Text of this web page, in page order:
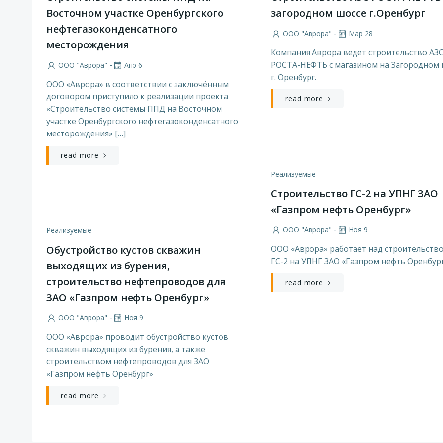
Восточном участке Оренбургского
нефтегазоконденсатного
месторождения
ООО "Аврора" - Апр 6
ООО «Аврора» в соответствии с заключённым
договором приступило к реализации проекта
«Строительство системы ППД на Восточном
участке Оренбургского нефтегазоконденсатного
месторождения» […]
read more
загородном шоссе г.Оренбург
ООО "Аврора" - Мар 28
Компания Аврора ведет строительство АЗС
РОСТА-НЕФТЬ с магазином на Загородном
г. Оренбург.
read more
Реализуемые
Строительство ГС-2 на УПНГ ЗАО
«Газпром нефть Оренбург»
ООО "Аврора" - Ноя 9
ООО «Аврора» работает над
ГС-2 на УПНГ ЗАО «Газпром нефть
read more
Реализуемые
Обустройство кустов скважин
выходящих из бурения,
строительство нефтепроводов для
ЗАО «Газпром нефть Оренбург»
ООО "Аврора" - Ноя 9
ООО «Аврора» проводит обустройство кустов
скважин выходящих из бурения, а также
строительством нефтепроводов для ЗАО
«Газпром нефть Оренбург»
read more